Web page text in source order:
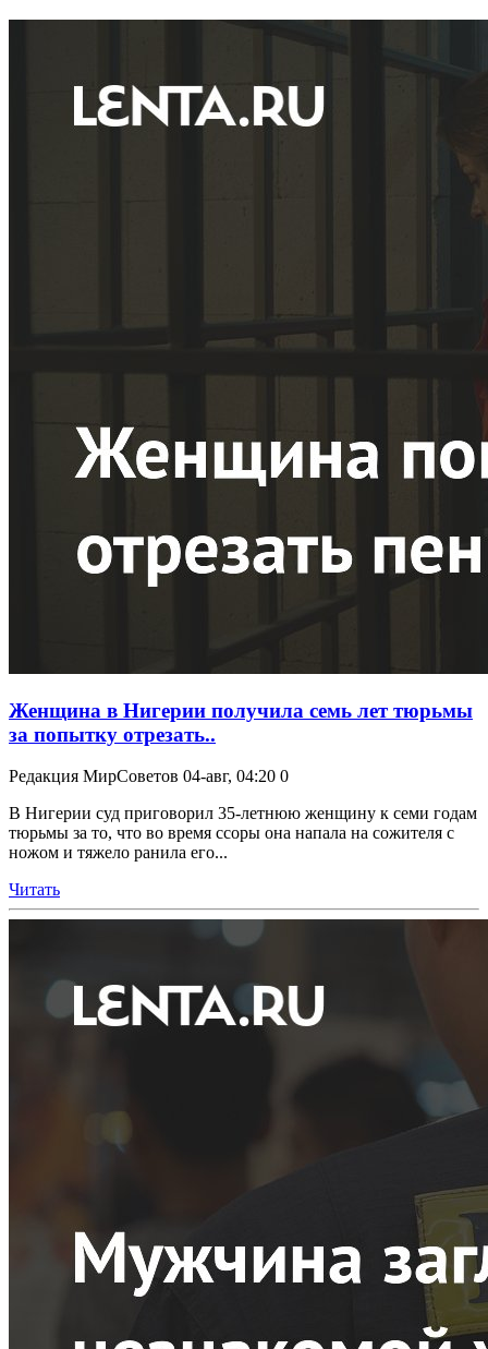
Женщина в Нигерии получила семь лет тюрьмы
за попытку отрезать..
Редакция МирСоветов 04-авг, 04:20 0
В Нигерии суд приговорил 35-летнюю женщину к семи годам
тюрьмы за то, что во время ссоры она напала на сожителя с
ножом и тяжело ранила его...
Читать